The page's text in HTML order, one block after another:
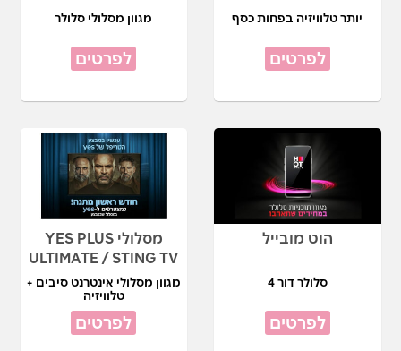
יותר טלוויזיה בפחות כסף
לפרטים
מגוון מסלולי סלולר
לפרטים
הוט מובייל
סלולר דור 4
לפרטים
מסלולי YES PLUS
ULTIMATE / STING TV
מגוון מסלולי אינטרנט סיבים +
טלוויזיה
לפרטים